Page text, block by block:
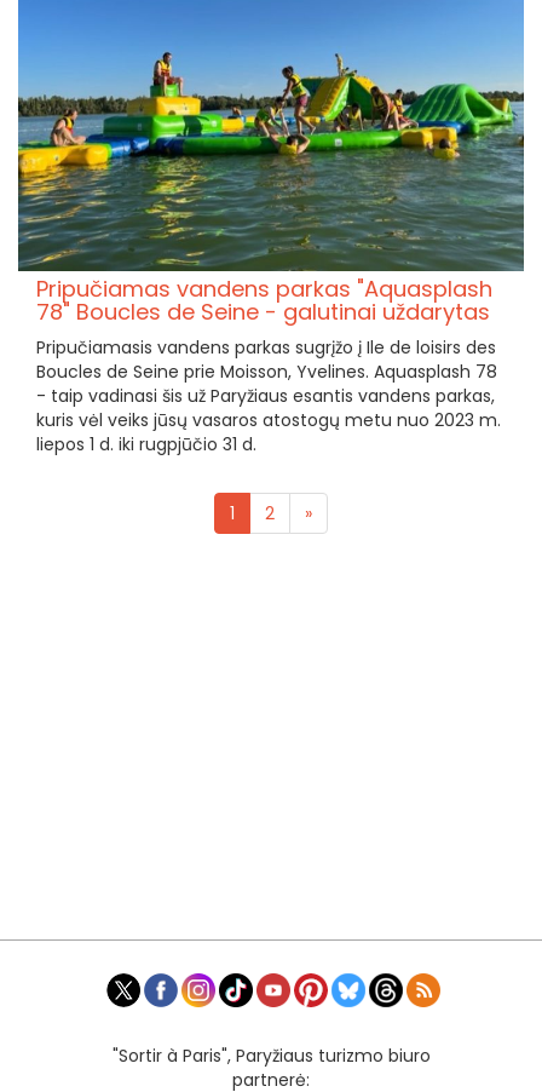
Pripučiamas vandens parkas "Aquasplash
78" Boucles de Seine - galutinai uždarytas
Pripučiamasis vandens parkas sugrįžo į Ile de loisirs des
Boucles de Seine prie Moisson, Yvelines. Aquasplash 78
- taip vadinasi šis už Paryžiaus esantis vandens parkas,
kuris vėl veiks jūsų vasaros atostogų metu nuo 2023 m.
liepos 1 d. iki rugpjūčio 31 d.
1 2 »
"Sortir à Paris", Paryžiaus turizmo biuro
partnerė: